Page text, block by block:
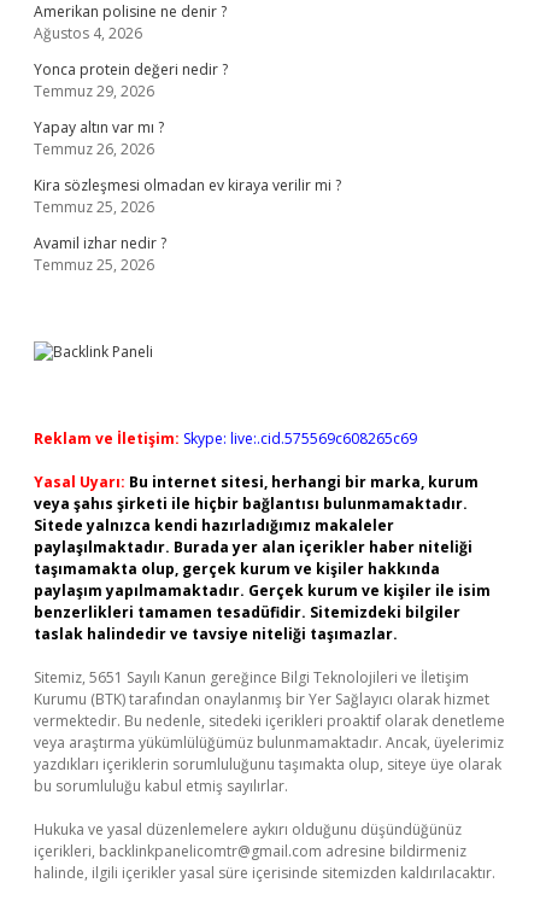
Amerikan polisine ne denir ?
Ağustos 4, 2026
Yonca protein değeri nedir ?
Temmuz 29, 2026
Yapay altın var mı ?
Temmuz 26, 2026
Kira sözleşmesi olmadan ev kiraya verilir mi ?
Temmuz 25, 2026
Avamil izhar nedir ?
Temmuz 25, 2026
Reklam ve İletişim: Skype: live:.cid.575569c608265c69
Yasal Uyarı: Bu internet sitesi, herhangi bir marka, kurum
veya şahıs şirketi ile hiçbir bağlantısı bulunmamaktadır.
Sitede yalnızca kendi hazırladığımız makaleler
paylaşılmaktadır. Burada yer alan içerikler haber niteliği
taşımamakta olup, gerçek kurum ve kişiler hakkında
paylaşım yapılmamaktadır. Gerçek kurum ve kişiler ile isim
benzerlikleri tamamen tesadüfidir. Sitemizdeki bilgiler
taslak halindedir ve tavsiye niteliği taşımazlar.
Sitemiz, 5651 Sayılı Kanun gereğince Bilgi Teknolojileri ve İletişim
Kurumu (BTK) tarafından onaylanmış bir Yer Sağlayıcı olarak hizmet
vermektedir. Bu nedenle, sitedeki içerikleri proaktif olarak denetleme
veya araştırma yükümlülüğümüz bulunmamaktadır. Ancak, üyelerimiz
yazdıkları içeriklerin sorumluluğunu taşımakta olup, siteye üye olarak
bu sorumluluğu kabul etmiş sayılırlar.
Hukuka ve yasal düzenlemelere aykırı olduğunu düşündüğünüz
içerikleri, backlinkpanelicomtr@gmail.com adresine bildirmeniz
halinde, ilgili içerikler yasal süre içerisinde sitemizden kaldırılacaktır.